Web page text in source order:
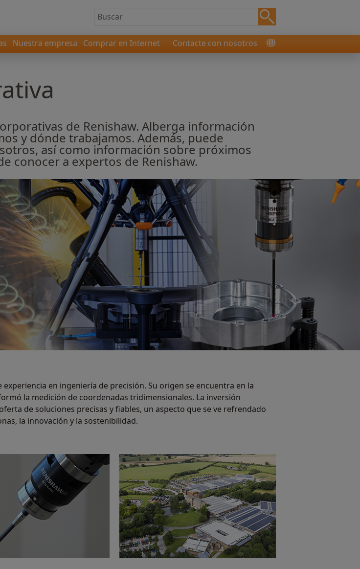
Nuestra empresa Comprar en Internet Contacte con nosotros
de Renishaw. Alberga información
y dónde trabajamos. Además, puede
así como información sobre próximos
conocer a expertos de Renishaw.
experiencia en ingeniería de precisión. Su origen se encuentra en la
la medición de coordenadas tridimensionales. La inversión
de soluciones precisas y fiables, un aspecto que se ve refrendado
la innovación y la sostenibilidad.